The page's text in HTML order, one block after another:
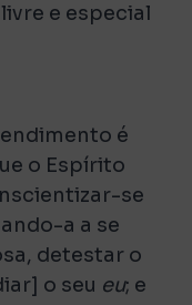
e especial
é
o Espírito
se
a a se
detestar o
o seu eu; e